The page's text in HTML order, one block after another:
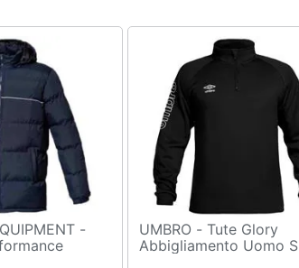
-
UMBRO - Tute Glory
Abbigliamento Uomo S